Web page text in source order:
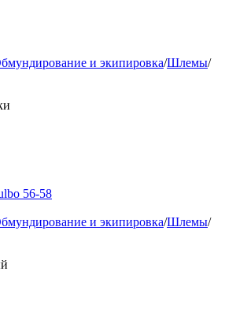
и экипировка/Шлемы/
56-58
и экипировка/Шлемы/